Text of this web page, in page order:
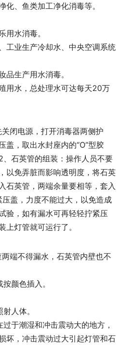
、鱼类加工净化消毒等。
水消毒。
业生产冷却水、中央空调系统
生产用水消毒。
水，总处理水可达每天20万
闭电源，打开消毒器两侧护
盖，取出水封座内的“O”型胶
石英管的组装：操作人员不要
以免弄脏而影响透明度，将石英
石英管，两端余量要相等，套入
压盖，力度不能过大，以免造成
验，如有漏水可再轻轻拧紧压
上灯管就可运行了。
端不得漏水，石英管内壁也不
颜色插入。
人体。
潮湿和冲击震动大的地方，
坏，冲击震动过大引起灯管和石